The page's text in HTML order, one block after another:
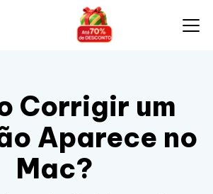
Corrigir um
Aparece no
Mac?